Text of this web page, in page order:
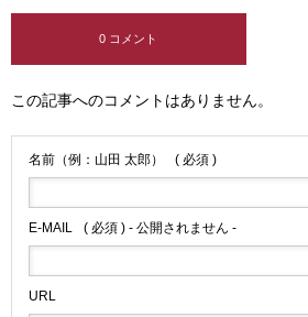
0 コメント
この記事へのコメントはありません。
名前（例：山田 太郎） ( 必須 )
E-MAIL ( 必須 ) - 公開されません -
URL